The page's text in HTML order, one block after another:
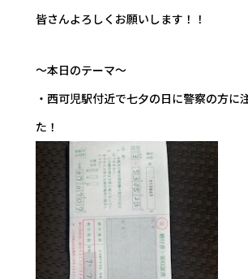
皆さんよろしくお願いします！！
～本日のテーマ～
・西可児駅付近で七夕の日に警察の方に
た！